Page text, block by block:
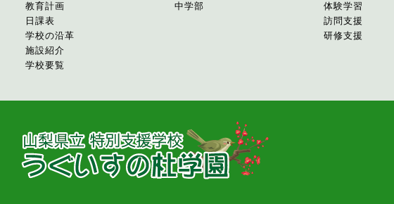
教育計画
日課表
学校の沿革
施設紹介
学校要覧
中学部
体験学習
訪問支援
研修支援